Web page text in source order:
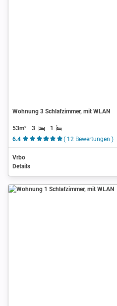
Wohnung 3 Schlafzimmer, mit WLAN
53m² 3
1
6.4
( 12 Bewertungen )
Vrbo
Details